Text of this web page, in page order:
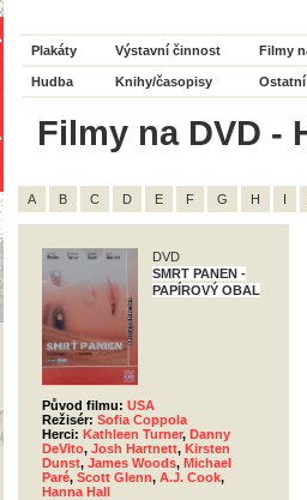
Plakáty Výstavní činnost Filmy
Hudba Knihy/časopisy
Filmy na DVD -
A B C D E F G H I
DVD
SMRT PANEN -
PAPÍROVÝ OBAL
Původ filmu: USA
Režisér: Sofia Coppola
Herci: Kathleen Turner, Danny
DeVito, Josh Hartnett, Kirsten
Dunst, James Woods, Michael
Paré, Scott Glenn, A.J. Cook,
Hanna Hall